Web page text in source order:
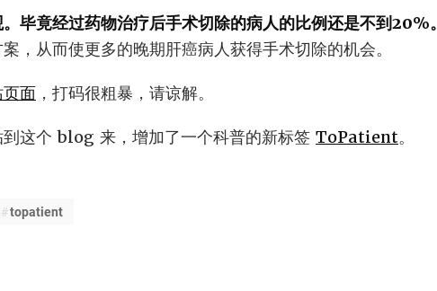
毕竟经过药物治疗后手术切除的病人的比例还是不到20%。
，从而使更多的晚期肝癌病人获得手术切除的机会。
面 ，打码很粗暴，请谅解。
这个 blog 来，增加了一个科普的新标签 ToPatient。
topatient